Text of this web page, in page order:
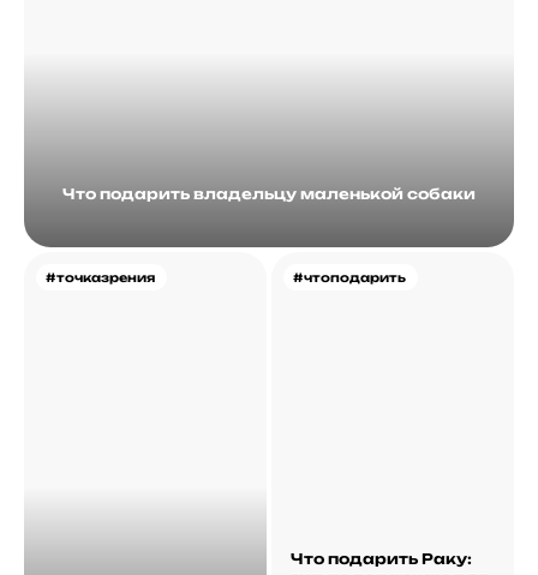
Что подарить владельцу маленькой собаки
#точказрения #чтоподарить
Что подарить Раку: